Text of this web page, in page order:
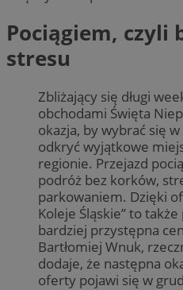
Pociągiem, czyli
stresu
Zbliżający się długi
obchodami Święta
okazja, by wybrać się
odkryć wyjątkowe
regionie. Przejazd
podróż bez korków,
parkowaniem. Dzięki
Koleje Śląskie” to
bardziej przystępna
Bartłomiej Wnuk,
dodaje, że następna
oferty pojawi się w